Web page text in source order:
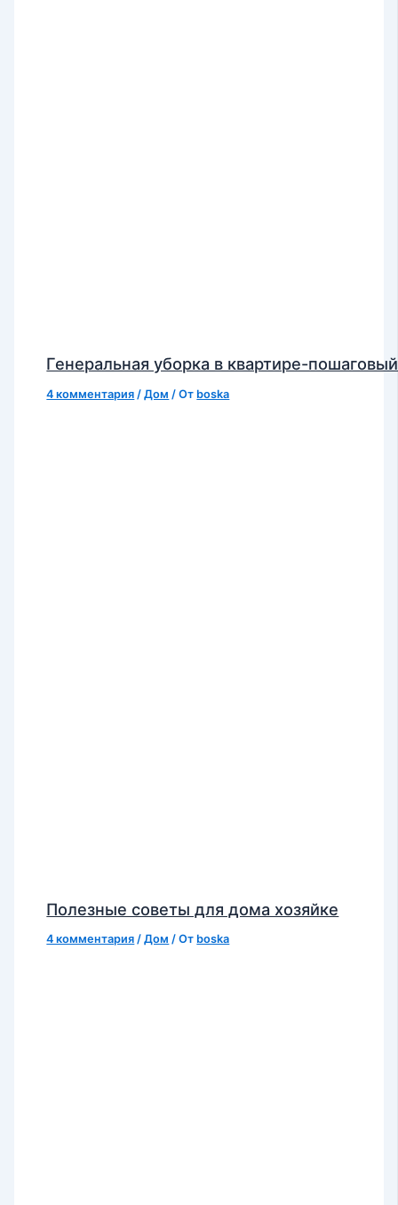
Генеральная уборка в квартире-
4 комментария /Дом / От boska
Полезные советы для дома хозяйке
4 комментария /Дом / От boska